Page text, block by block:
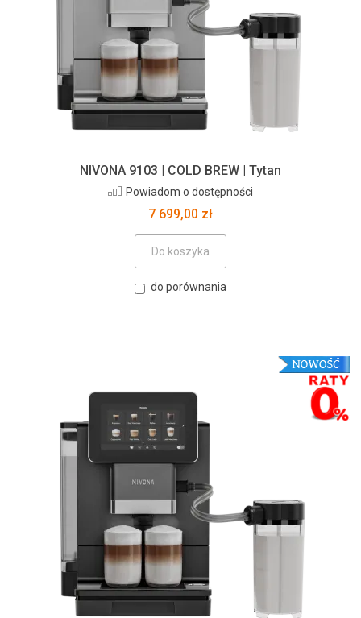
NIVONA 9103 | COLD BREW | Tytan
Powiadom o dostępności
7 699,00 zł
Do koszyka
do porównania